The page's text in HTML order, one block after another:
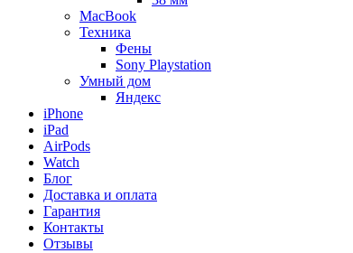
MacBook
Техника
Фены
Sony Playstation
Умный дом
Яндекс
iPhone
iPad
AirPods
Watch
Блог
Доставка и оплата
Гарантия
Контакты
Отзывы